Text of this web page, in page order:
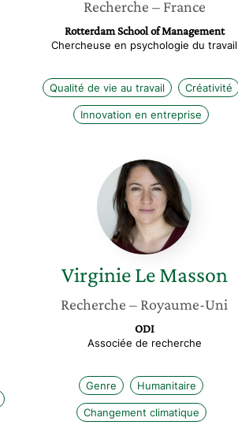
Recherche – France
Rotterdam School of Management
Chercheuse en psychologie du travail
Qualité de vie au travail Créativité
Innovation en entreprise
Virginie
Le
Masson
Virginie Le Masson
Recherche – Royaume-Uni
ODI
Associée de recherche
Genre Humanitaire
Changement climatique